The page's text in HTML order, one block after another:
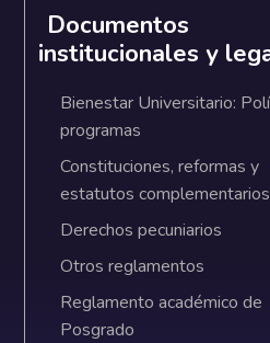
Documentos
institucionales y
Bienestar Universitario:
programas
Constituciones, reformas y
estatutos complementarios
Derechos pecuniarios
Otros reglamentos
Reglamento académico de
Posgrado